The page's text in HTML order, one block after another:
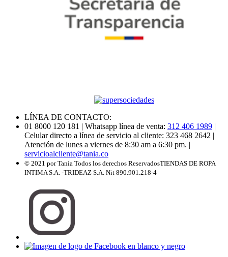
LÍNEA DE CONTACTO:
01 8000 120 181 | Whatsapp línea de venta: 312 406 1989 |
Celular directo a línea de servicio al cliente: 323 468 2642 |
Atención de lunes a viernes de 8:30 am a 6:30 pm. |
servicioalcliente@tania.co
© 2021 por Tania Todos los derechos ReservadosTIENDAS DE ROPA
INTIMA S.A. -TRIDEAZ S.A. Nit 890.901.218-4